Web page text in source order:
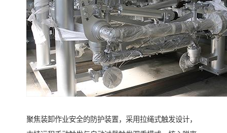
聚焦装卸作业安全的防护装置，采用拉绳式触发设计，